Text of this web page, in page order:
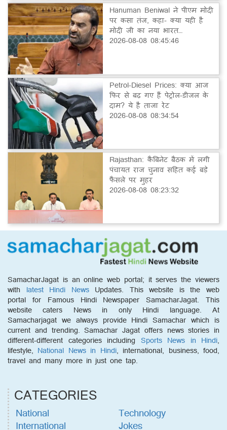
Hanuman Beniwal ने पीएम मोदी
पर कसा तंज, कहा- क्या यही है
मोदी जी का नया भारत…
2026-08-08 08:45:46
Petrol-Diesel Prices: क्या आज
फिर से बढ़ गए हैं पेट्रोल-डीजल के
दाम? ये है ताजा रेट
2026-08-08 08:34:54
Rajasthan: कैबिनेट बैठक में लगी
पंचायत राज चुनाव सहित कई बड़े
फैसले पर मुहर
2026-08-08 08:23:32
SamacharJagat is an online web portal; it serves the viewers
with latest Hindi NewsUpdates. This website is the web
portal for Famous Hindi Newspaper SamacharJagat. This
website caters News in only Hindi language. At
Samacharjagat we always provide Hindi Samachar which is
current and trending. Samachar Jagat offers news stories in
different-different categories including Sports News in Hindi,
lifestyle, National News in Hindi, international, business, food,
travel and many more in just one tap.
CATEGORIES
National
International
Technology
Jokes